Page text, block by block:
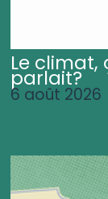
Le climat,
parlait?
6 août 2026